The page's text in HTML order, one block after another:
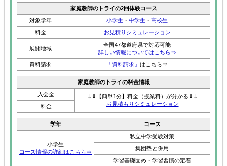
家庭教師のトライの2回体験コース
対象学年
小学生 ・ 中学生 ・ 高校生
料金
お見積りシミュレーション
展開地域
全国47都道府県で対応可能
詳しい情報についてはこちら⇒
資料請求
「資料請求」 はこちら⇒
家庭教師のトライの料金情報
入会金
⇓⇓【簡単1分】料金（授業料）が分かる⇓⇓
お見積もりシミュレーション
料金
学年 コース
小学生
コース情報の詳細はこちら⇒
私立中学受験対策
集団塾と併用
学習基礎固め・学習習慣の定着